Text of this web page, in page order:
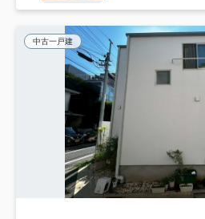
中古一戸建